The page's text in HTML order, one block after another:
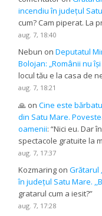
incendiu în județul
cum? Cam piperat. La
aug. 7, 18:40
Nebun onDeputatul
Bolojan: „Românii nu
locul tău e la casa de
aug. 7, 18:21
🙏 onCine este
din Satu Mare.
oamenii: “Nici eu. Dar
spectacole gratuite la
aug. 7, 17:37
Kozmaring onGrătarul
în județul Satu Mare.
gratarul cum a iesit?”
aug. 7, 17:28